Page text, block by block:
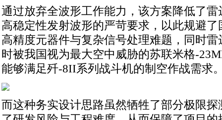
通过放弃全波形工作能力，该方案降低了
高稳定性发射波形的严苛要求，以此规避
高精度元器件与复杂信号处理难题，同时
时被我国视为最大空中威胁的苏联米格-
能够满足歼-8II系列战斗机的制空作战需求
而这种务实设计思路虽然牺牲了部分极限